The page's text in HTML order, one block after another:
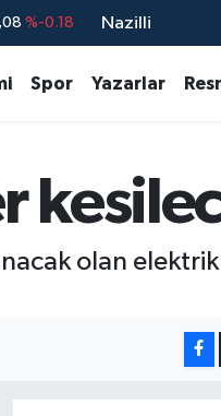
%0.18
%-14
%-0.18
Nazilli
Spor Yazarlar
olan